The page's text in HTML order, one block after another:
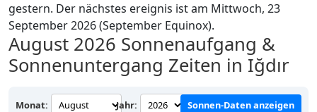
gestern. Der nächstes ereignis ist am Mittwoch, 23
September 2026 (September Equinox).
August 2026 Sonnenaufgang &
Sonnenuntergang Zeiten in Iğdır
Monat: Jahr: Sonnen-Daten anzeigen